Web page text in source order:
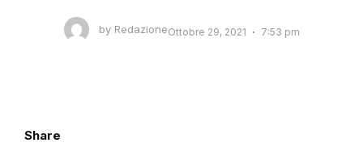
byRedazioneOttobre 29, 2021 7:53 pm
Share